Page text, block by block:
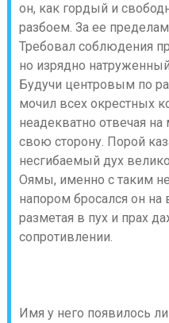
он, как гордый и
разбоем. За ее
Требовал соблюдения
но изрядно
Будучи центровым по
мочил всех окрестных
неадекватно отвечая
свою сторону. Порой
несгибаемый дух
Оямы, именно с таким
напором бросался он на
разметая в пух и прах
сопротивлении.
Имя у него появилось